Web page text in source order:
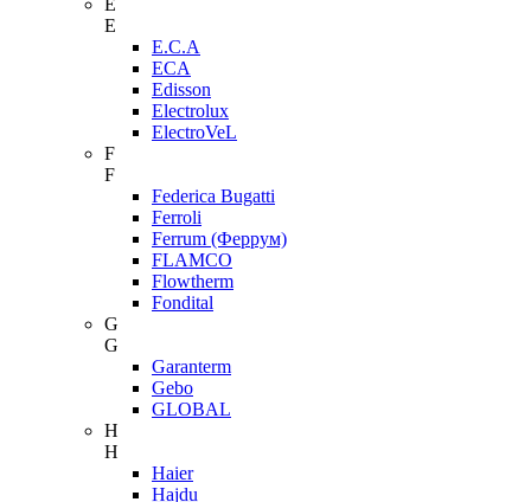
E
E
E.C.A
ECA
Edisson
Electrolux
ElectroVeL
F
F
Federica Bugatti
Ferroli
Ferrum (Феррум)
FLAMCO
Flowtherm
Fondital
G
G
Garanterm
Gebo
GLOBAL
H
H
Haier
Hajdu